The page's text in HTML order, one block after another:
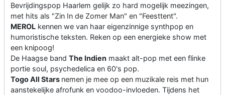
Bevrijdingspop Haarlem gelijk zo hard mogelijk meezingen,
met hits als "Zin In de Zomer Man" en "Feesttent".
MEROL kennen we van haar eigenzinnige synthpop en
humoristische teksten. Reken op een energieke show met
een knipoog!
De Haagse band The Indien maakt alt-pop met een flinke
portie soul, psychedelica en 60's pop.
Togo All Stars nemen je mee op een muzikale reis met hun
aanstekelijke afrofunk en voodoo-invloeden. Tijdens het